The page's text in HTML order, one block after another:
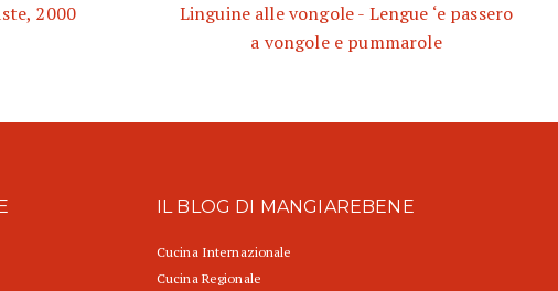
2000
Linguine alle vongole - Lengue ‘e passero
a vongole e pummarole
IL BLOG DI MANGIAREBENE
Cucina Internazionale
Cucina Regionale